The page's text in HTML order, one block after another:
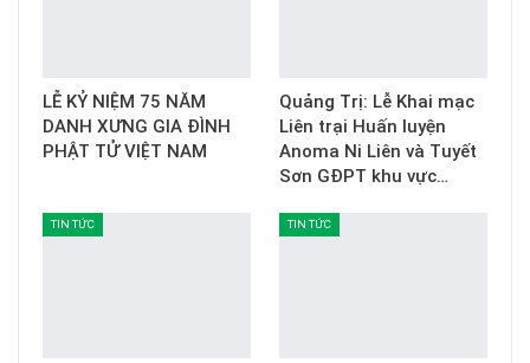
LỄ KỶ NIỆM 75 NĂM
DANH XƯNG GIA ĐÌNH
PHẬT TỬ VIỆT NAM
Quảng Trị: Lễ Khai mạc
Liên trại Huấn luyện
Anoma Ni Liên và Tuyết
Sơn GĐPT khu vực…
TIN TỨC TIN TỨC